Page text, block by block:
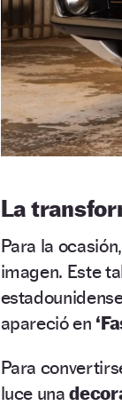
La
Para la ocasión,
imagen. Este
apareció en
Para
luce una